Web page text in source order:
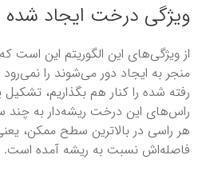
ویژگی درخت ایجاد شده
از ویژگی‌های این الگوریتم این است
منجر به ایجاد دور می‌شوند را
رفته شده را کنار هم بگذاریم،
راس‌های این درخت ریشه‌دار به چند
هر راسی در بالاترین سطح ممکن،
فاصله‌اش نسبت به ریشه آمده است.